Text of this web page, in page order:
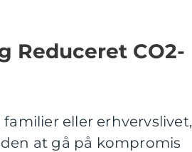
Reduceret CO2-
eller erhvervslivet,
at gå på kompromis